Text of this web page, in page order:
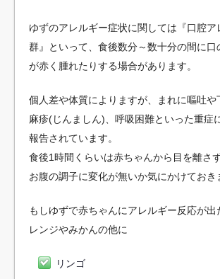
ゆずのアレルギー症状に関しては『口腔ア
群』といって、食後数分～数十分の間に口
が赤く腫れたりする場合があります。
個人差や体質によりますが、まれに嘔吐や
麻疹(じんましん)、呼吸困難といった重症
報告されています。
食後1時間くらいは赤ちゃんから目を離さ
お腹の調子に変化が無いか気にかけておき
もしゆずで赤ちゃんにアレルギー反応が出
レンジやみかんの他に
リンゴ